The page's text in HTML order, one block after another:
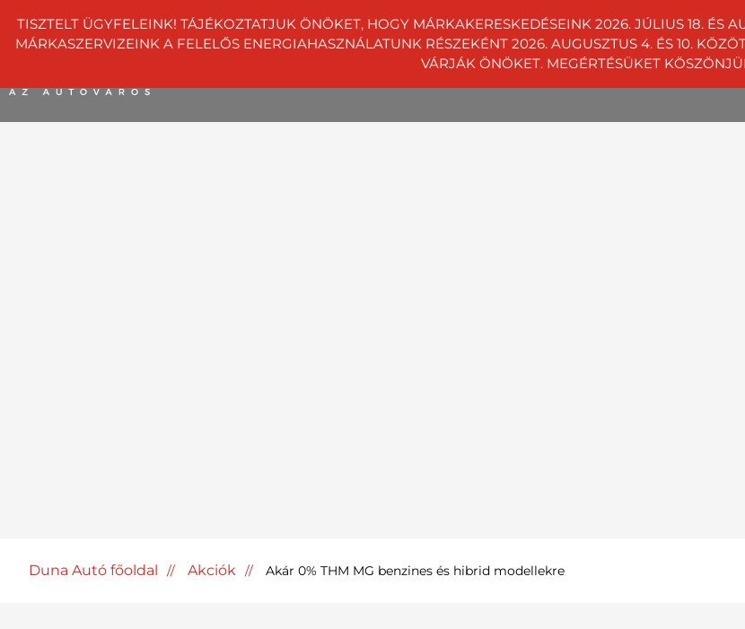
TISZTELT ÜGYFELEINK! TÁJÉKOZTATJUK ÖNÖKET, HOGY MÁRKAKERESKEDÉSEINK 2026. JÚLIUS 18. ÉS
MÁRKASZERVIZEINK A FELELŐS ENERGIAHASZNÁLATUNK RÉSZEKÉNT 2026. AUGUSZTUS 4. ÉS 10.
VÁRJÁK ÖNÖKET. MEGÉRTÉSÜKET
info@dunaauto.hu +36 1 801 4242 Telephelyeink
Duna Autó főoldal Akciók Akár 0% THM MG benzines és hibrid modellekre